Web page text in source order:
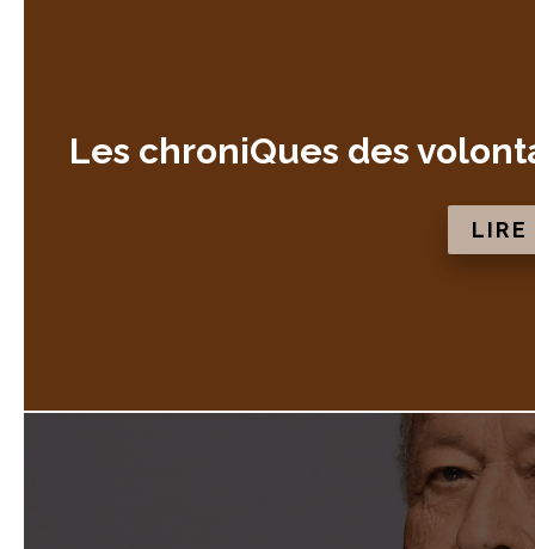
Les chroniQues des